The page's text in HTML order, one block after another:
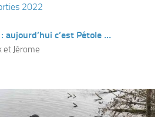
2022
aujourd’hui c’est Pétole …
et Jérome